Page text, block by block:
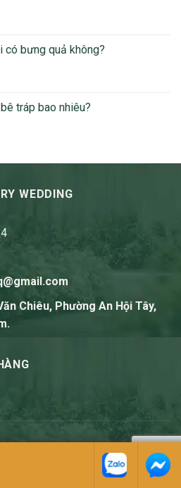
có bưng quả không?
tráp bao nhiêu?
WEDDING
Chiêu, Phường An Hội Tây,